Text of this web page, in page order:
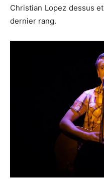
Christian Lopez dessus
dernier rang.